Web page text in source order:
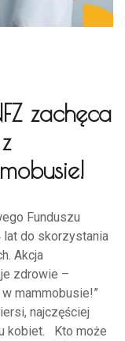
zachęca
Funduszu
lat do skorzystania
Akcja
zdrowie –
mammobusie!”
najczęściej
kobiet. Kto może